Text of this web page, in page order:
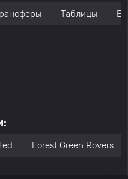
Таблицы
Forest Green Rovers